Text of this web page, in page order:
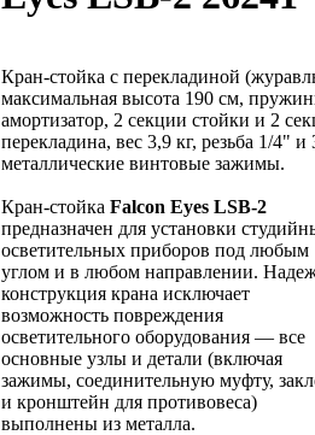
Кран-стойка с перекладиной
максимальная высота 190 см,
амортизатор, 2 секции стойки и 2
перекладина, вес 3,9 кг, резьба 1/4" и
металлические винтовые зажимы.
Кран-стойка Falcon Eyes LSB-2
предназначен для установки
осветительных приборов под любым
углом и в любом направлении.
конструкция крана исключает
возможность повреждения
осветительного оборудования — все
основные узлы и детали (включая
зажимы, соединительную муфту,
и кронштейн для противовеса)
выполнены из металла.